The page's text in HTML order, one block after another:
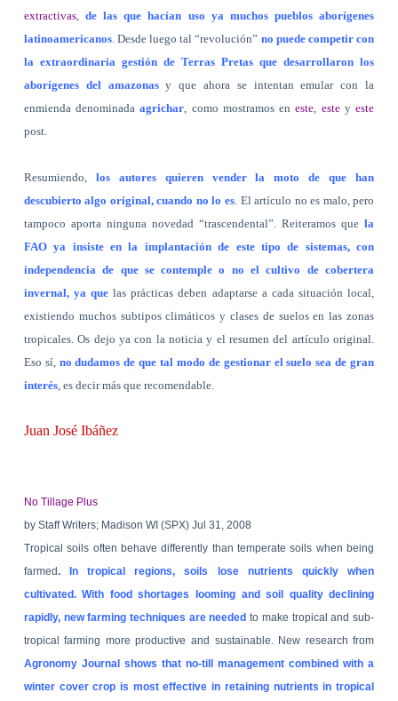
extractivas,de las que hacían uso ya muchos pueblos aborígenes
latinoamericanos. Desde luego tal “revolución” no puede competir con
la extraordinaria gestión de Terras Pretas que desarrollaron los
aborígenes del amazonasy que ahora se intentan emular con la
enmienda denominadaagrichar , como mostramos eneste esteyeste
post.
Resumiendo, los autores quieren vender la moto de que han
descubierto algo original, cuando no lo es . El artículo no es malo, pero
tampoco aporta ninguna novedad “trascendental”. Reiteramos quela
FAO ya insiste en la implantación de este tipo de sistemas, con
independencia de que se contemple o no el cultivo de cobertera
invernal, ya quelas prácticas deben adaptarse a cada situación local,
existiendo muchos subtipos climáticos y clases de suelos en las zonas
tropicales. Os dejo ya con la noticia y el resumen del artículo original.
Eso sí, no dudamos de que tal modo de gestionar el suelo sea de gran
interés, es decir más que recomendable.
Juan José Ibáñez
No Tillage Plus
by Staff Writers; Madison WI (SPX) Jul 31, 2008
Tropical soils often behave differently than temperate soils when being
farmed. In tropical regions, soils lose nutrients quickly when
cultivated. With food shortages looming and soil quality declining
rapidly, new farming techniques are neededto make tropical and sub-
tropical farming more productive and sustainable. New research from
Agronomy Journal shows that no-till management combined with a
winter cover crop is most effective in retaining nutrients in tropical